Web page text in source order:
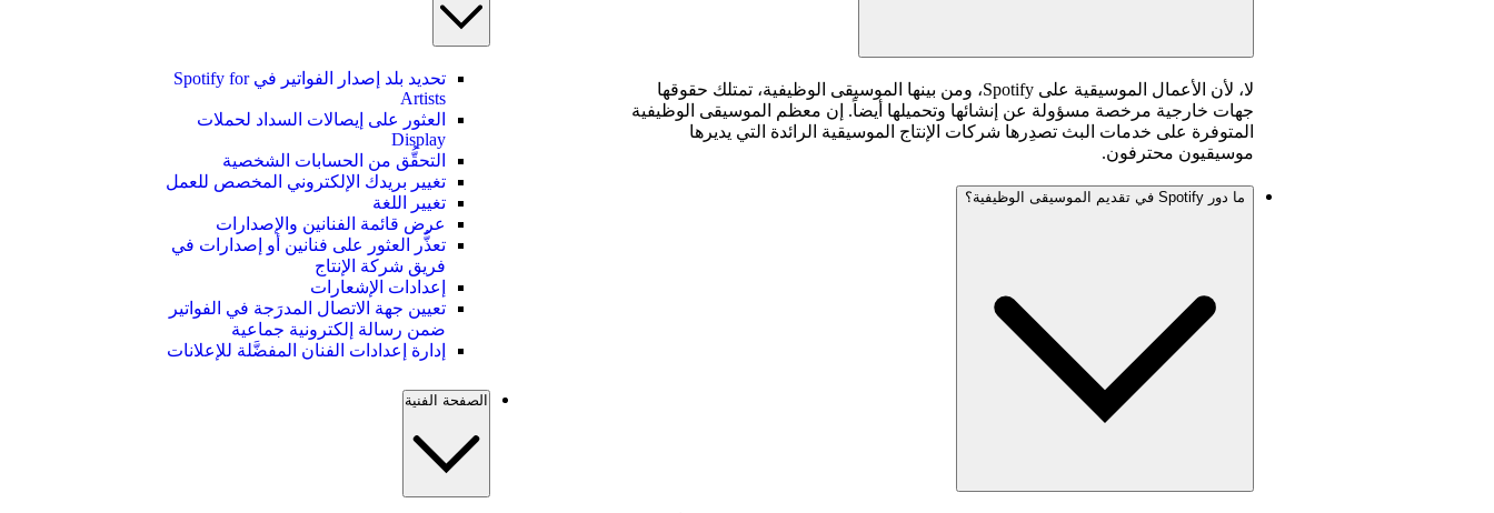
لا، لأن الأعمال الموسيقية على Spotify، ومن بينها الموسيقى الوظيفية، تمتلك حقوقها
جهات خارجية مرخصة مسؤولة عن إنشائها وتحميلها أيضاً. إن معظم الموسيقى الوظيفية
المتوفرة على خدمات البث تصدِرها شركات الإنتاج الموسيقية الرائدة التي يديرها
موسيقيون محترفون.
ما دور Spotify في تقديم الموسيقى الوظيفية؟
تحديد بلد إصدار الفواتير في Spotify for
Artists
العثور على إيصالات السداد لحملات
Display
التحقُّق من الحسابات الشخصية
تغيير بريدك الإلكتروني المخصص للعمل
تغيير اللغة
عرض قائمة الفنانين والإصدارات
تعذُّر العثور على فنانين أو إصدارات في
فريق شركة الإنتاج
إعدادات الإشعارات
تعيين جهة الاتصال المدرَجة في الفواتير
ضمن رسالة إلكترونية جماعية
إدارة إعدادات الفنان المفضَّلة للإعلانات
الصفحة الفنية